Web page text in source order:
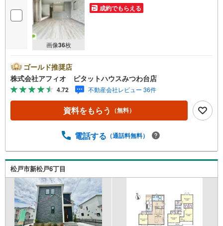
画像36枚
成約でもらえる
ゴールド推奨店
株式会社アフィオ ピタットハウスみつわ台店
4.72 不動産会社レビュー 36件
資料をもらう （無料）
電話する （通話料無料）
松戸市新松戸6丁目